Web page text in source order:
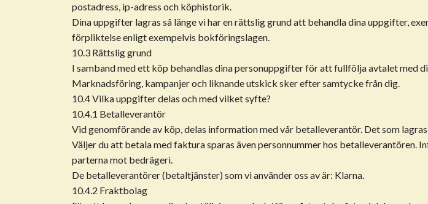
postadress, ip-adress och köphistorik.
Dina uppgifter lagras så länge vi har en rättslig grund att behandla dina uppgifter,
förpliktelse enligt exempelvis bokföringslagen.
10.3 Rättslig grund
I samband med ett köp behandlas dina personuppgifter för att fullfölja avtalet med
Marknadsföring, kampanjer och liknande utskick sker efter samtycke från dig.
10.4 Vilka uppgifter delas och med vilket syfte?
10.4.1 Betalleverantör
Vid genomförande av köp, delas information med vår betalleverantör. Det som
Väljer du att betala med faktura sparas även personnummer hos
parterna mot bedrägeri.
De betalleverantörer (betaltjänster) som vi använder oss av är: Klarna.
10.4.2 Fraktbolag